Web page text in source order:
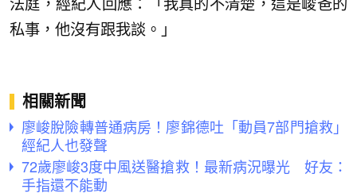
法庭，經紀人回應：「我真的不清楚，這是峻爸的
私事，他沒有跟我談。」
相關新聞
廖峻脫險轉普通病房！廖錦德吐「動員7部門搶救」
經紀人也發聲
72歲廖峻3度中風送醫搶救！最新病況曝光 好友：
手指還不能動